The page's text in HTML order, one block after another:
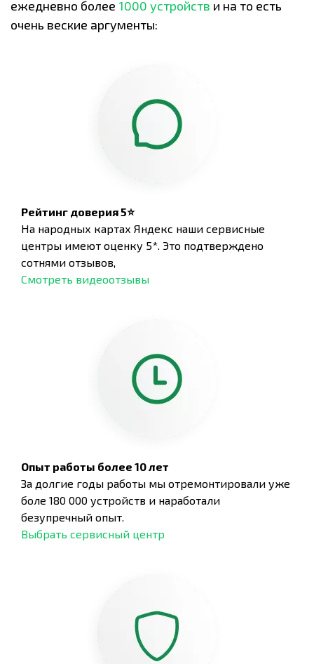
ежедневно более 1000 устройств и на то есть
очень веские аргументы:
Рейтинг доверия 5⭐
На народных картах Яндекс наши сервисные
центры имеют оценку 5*. Это подтверждено
сотнями отзывов,
Смотреть видеоотзывы
Опыт работы более 10 лет
За долгие годы работы мы отремонтировали уже
боле 180 000 устройств и наработали
безупречный опыт.
Выбрать сервисный центр